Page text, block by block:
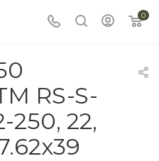
0
RS-S-
250, 22,